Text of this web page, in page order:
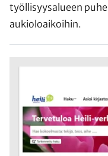
työllisyysalueen
aukioloaikoihin.